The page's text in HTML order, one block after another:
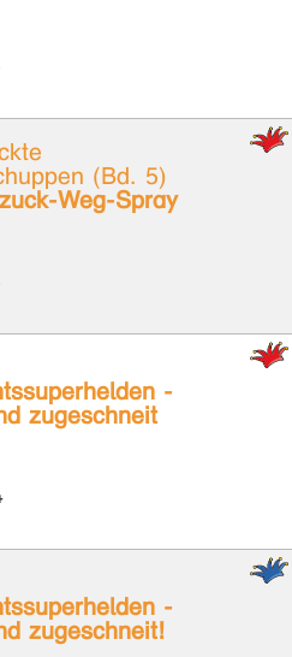
(Bd. 5)
Weg-Spray
-
zugeschneit
-
zugeschneit!